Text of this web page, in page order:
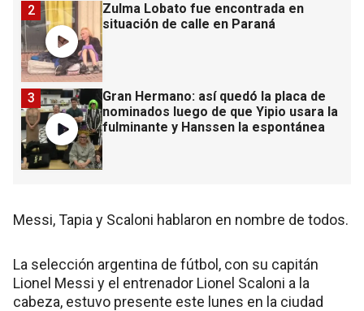
Zulma Lobato fue encontrada en
situación de calle en Paraná
2
Gran Hermano: así quedó la placa de
nominados luego de que Yipio usara la
fulminante y Hanssen la espontánea
3
Messi, Tapia y Scaloni hablaron en nombre de todos.
La selección argentina de fútbol, con su capitán
Lionel Messi y el entrenador Lionel Scaloni a la
cabeza, estuvo presente este lunes en la ciudad